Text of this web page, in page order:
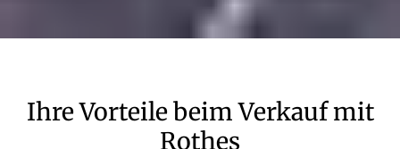
Ihre Vorteile beim Verkauf mit
Rothes